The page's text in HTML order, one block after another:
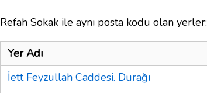
Refah Sokak ile aynı posta kodu olan yerler:
Yer Adı
İett Feyzullah Caddesi. Durağı